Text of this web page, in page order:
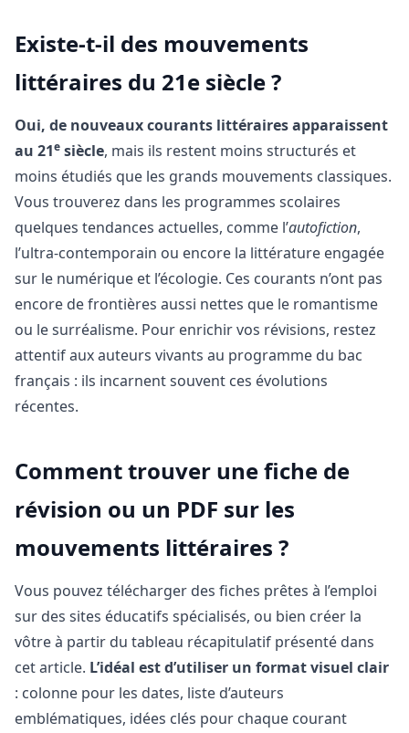
Existe-t-il des mouvements
littéraires du 21e siècle ?
Oui, de nouveaux courants littéraires apparaissent
au 21e siècle, mais ils restent moins structurés et
moins étudiés que les grands mouvements classiques.
Vous trouverez dans les programmes scolaires
quelques tendances actuelles, comme l’autofiction,
l’ultra-contemporain ou encore la littérature engagée
sur le numérique et l’écologie. Ces courants n’ont pas
encore de frontières aussi nettes que le romantisme
ou le surréalisme. Pour enrichir vos révisions, restez
attentif aux auteurs vivants au programme du bac
français : ils incarnent souvent ces évolutions
récentes.
Comment trouver une fiche de
révision ou un PDF sur les
mouvements littéraires ?
Vous pouvez télécharger des fiches prêtes à l’emploi
sur des sites éducatifs spécialisés, ou bien créer la
vôtre à partir du tableau récapitulatif présenté dans
cet article. L’idéal est d’utiliser un format visuel clair
: colonne pour les dates, liste d’auteurs
emblématiques, idées clés pour chaque courant